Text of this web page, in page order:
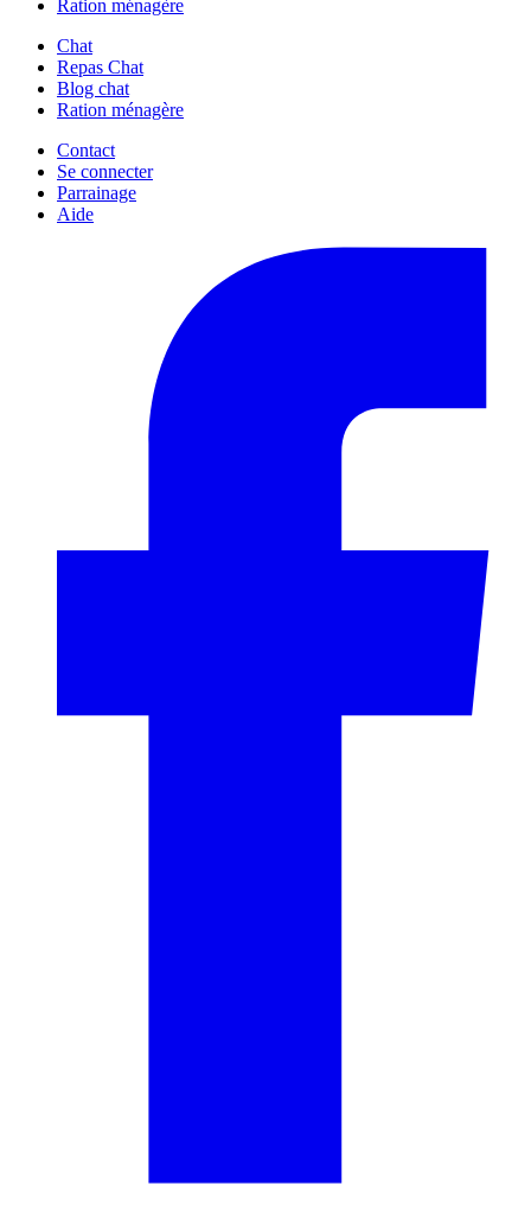
Ration ménagère
Chat
Repas Chat
Blog chat
Ration ménagère
Contact
Se connecter
Parrainage
Aide